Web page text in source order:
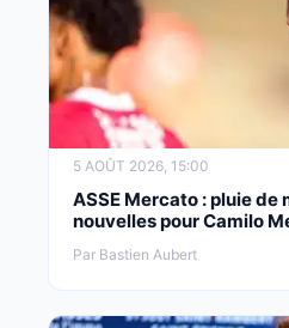
5 AOÛT 2026, 15:00
ASSE Mercato : pluie de
nouvelles pour Camilo
Par Bastien Aubert